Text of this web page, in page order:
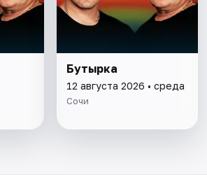
Бутырка
12 августа 2026 • среда
Сочи